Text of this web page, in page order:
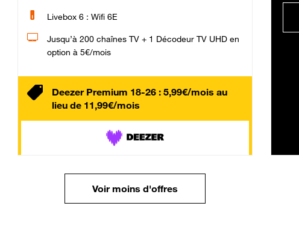
Livebox 6 : Wifi 6E
Jusqu’à 200 chaînes TV + 1 Décodeur TV UHD en
option à 5€/mois
Deezer Premium 18-26 : 5,99€/mois au
lieu de 11,99€/mois
Voir moins d'offres